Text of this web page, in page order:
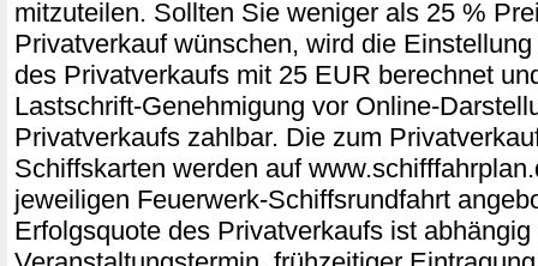
mitzuteilen. Sollten Sie weniger als 25 %
Privatverkauf wünschen, wird die
des Privatverkaufs mit 25 EUR berechnet
Lastschrift-Genehmigung vor Online-
Privatverkaufs zahlbar. Die zum
Schiffskarten werden auf
jeweiligen Feuerwerk-Schiffsrundfahrt
Erfolgsquote des Privatverkaufs ist abhängig